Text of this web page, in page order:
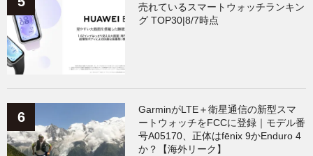
売れているスマートウォッチランキン
グ TOP30|8/7時点
GarminがLTE＋衛星通信の新型スマ
ートウォッチをFCCに登録｜モデル番
号A05170、正体はfēnix 9かEnduro 4
か？【海外リーク】